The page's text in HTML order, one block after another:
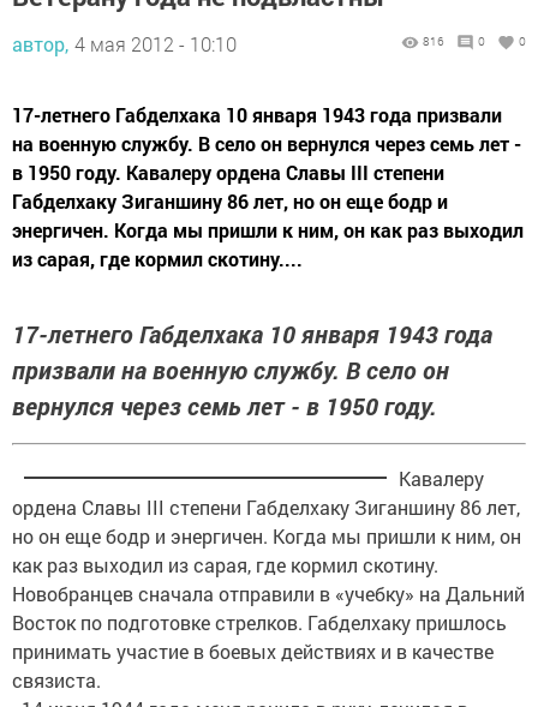
автор, 4 мая 2012 - 10:10 816 0 0
17-летнего Габделхака 10 января 1943 года призвали
на военную службу. В село он вернулся через семь лет -
в 1950 году. Кавалеру ордена Славы III степени
Габделхаку Зиганшину 86 лет, но он еще бодр и
энергичен. Когда мы пришли к ним, он как раз выходил
из сарая, где кормил скотину....
17-летнего Габделхака 10 января 1943 года
призвали на военную службу. В село он
вернулся через семь лет - в 1950 году.
Кавалеру
ордена Славы III степени Габделхаку Зиганшину 86 лет,
но он еще бодр и энергичен. Когда мы пришли к ним, он
как раз выходил из сарая, где кормил скотину.
Новобранцев сначала отправили в «учебку» на Дальний
Восток по подготовке стрелков. Габделхаку пришлось
принимать участие в боевых действиях и в качестве
связиста.